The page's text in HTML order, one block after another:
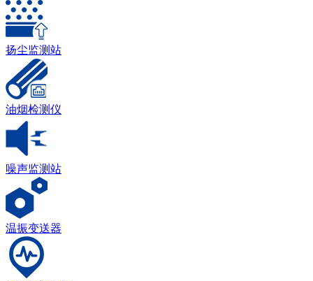
扬尘监测站
油烟检测仪
噪声监测站
温振变送器